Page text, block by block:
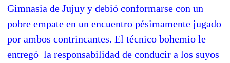
Gimnasia de Jujuy y debió conformarse con un
pobre empate en un encuentro pésimamente jugado
por ambos contrincantes. El técnico bohemio le
entregó la responsabilidad de conducir a los suyos